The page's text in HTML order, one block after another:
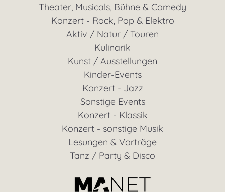
Theater, Musicals, Bühne & Comedy
Konzert - Rock, Pop & Elektro
Aktiv / Natur / Touren
Kulinarik
Kunst / Ausstellungen
Kinder-Events
Konzert - Jazz
Sonstige Events
Konzert - Klassik
Konzert - sonstige Musik
Lesungen & Vorträge
Tanz / Party & Disco